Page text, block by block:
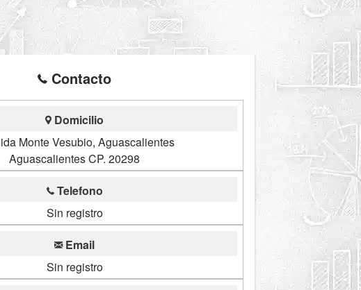
Contacto
Domicilio
Monte Vesubio, Aguascalientes
Aguascalientes CP. 20298
Telefono
Sin registro
Email
Sin registro